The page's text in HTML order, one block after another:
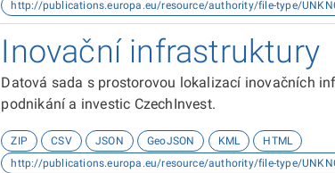
http://publications.europa.eu/resource/authority/file-type/
Inovační infrastruktury
Datová sada s prostorovou lokalizací inovačních
podnikání a investic CzechInvest.
ZIP CSV JSON GeoJSON KML
HTML
http://publications.europa.eu/resource/authority/file-type/